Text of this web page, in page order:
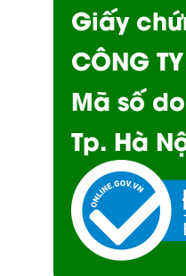
Giấy
CÔNG
Mã số
Tp. Hà